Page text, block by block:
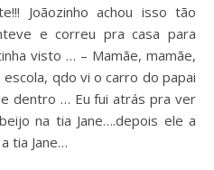
Joãozinho achou isso tão
e correu pra casa para
visto … – Mamãe, mamãe,
qdo vi o carro do papai
dentro … Eu fui atrás pra ver
na tia Jane….depois ele a
tia Jane…